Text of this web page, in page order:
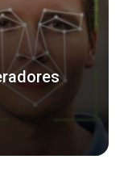
los operadores